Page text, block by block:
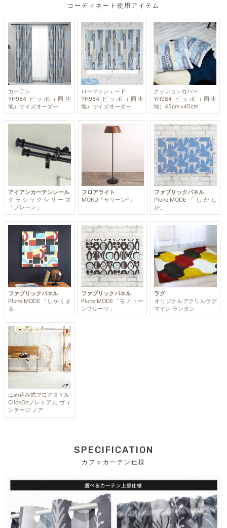
コーディネート使用アイテム
カーテン
YH984 ピッポ（同生
地）サイズオーダー
ローマンシェード
YH984 ピッポ（同生
地）サイズオーダー
クッションカバー
YH984 ピッポ（同生
地）45cm×45cm
アイアンカーテンレール
クラシックシリーズ
「プレーン」
フロアライト
MOKU「セリーンF」
ファブリックパネル
Plune.MODE「しかし
か」
ファブリックパネル
Plune.MODE「しかくま
る」
ファブリックパネル
Plune.MODE「モノトー
ンフルーツ」
ラグ
オリジナルアクリルラグ
マイン ランタン
はめ込み式フロアタイル
ClickOnプレミアム ヴィ
ンテージ ノア
SPECIFICATION
カフェカーテン仕様